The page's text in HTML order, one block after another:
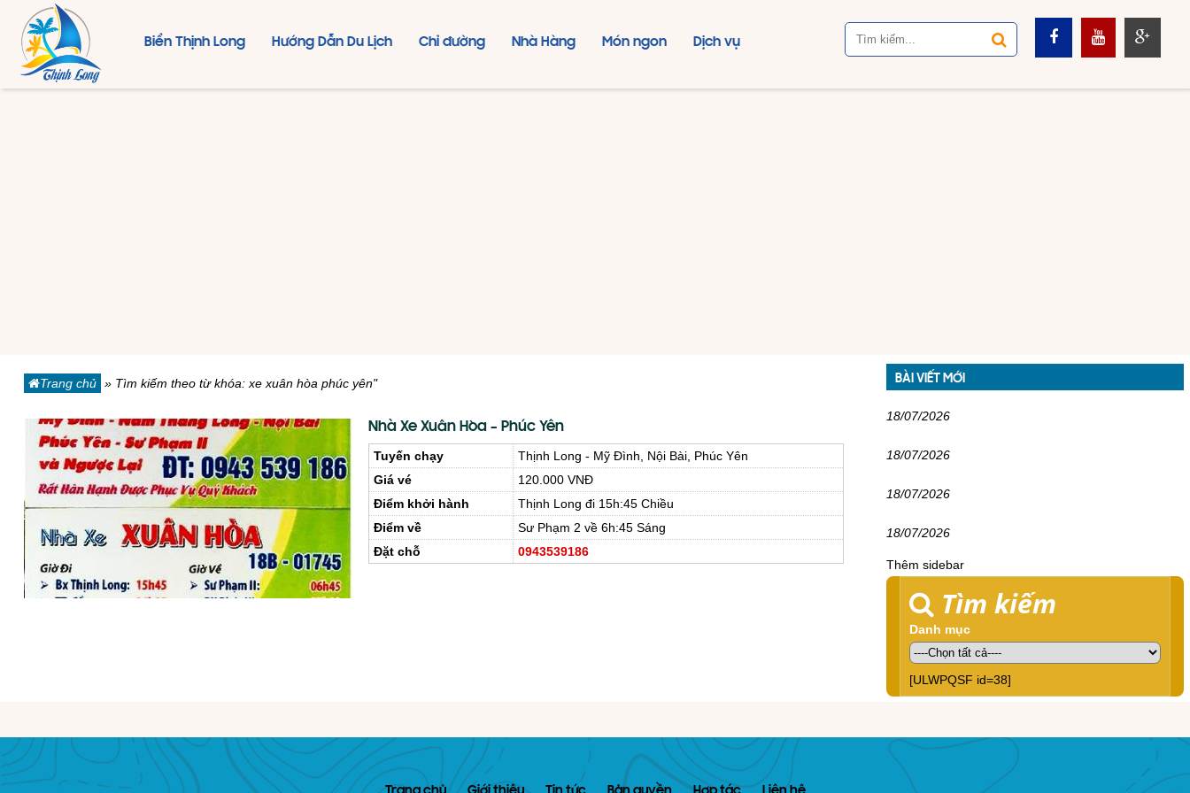
Biển Thịnh Long Hướng Dẫn Du Lịch Chỉ đường Nhà Hàng Món ngon Dịch vụ
Trang chủ » Tìm kiếm theo từ khóa: xe xuân hòa phúc yên"
Nhà Xe Xuân Hòa – Phúc Yên
Tuyến chạy
Thịnh Long - Mỹ Đình, Nội Bài, Phúc Yên
Giá vé
120.000 VNĐ
Điểm khởi hành
Thịnh Long đi 15h:45 Chiều
Điểm về
Sư Phạm 2 về 6h:45 Sáng
Đặt chỗ
0943539186
BÀI VIẾT MỚI
18/07/2026
18/07/2026
18/07/2026
18/07/2026
Thêm sidebar
Tìm kiếm
Danh mục
[ULWPQSF id=38]